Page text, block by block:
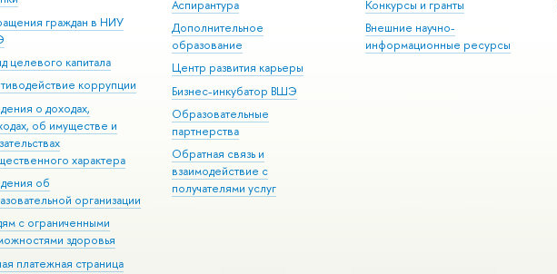
граждан в НИУ
целевого капитала
коррупции
о доходах,
об имуществе и
характера
об
организации
с ограниченными
здоровья
платежная страница
Аспирантура
Дополнительное
образование
Центр развития карьеры
Бизнес-инкубатор ВШЭ
Образовательные
партнерства
Обратная связь и
взаимодействие с
получателями услуг
Конкурсы и гранты
Внешние научно-
информационные ресурсы